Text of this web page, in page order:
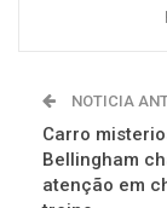
NOTICIA
Carro
Bellingham
atenção em